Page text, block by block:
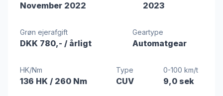
November 2022 2023
Grøn ejerafgift
DKK 780,- / årligt
Geartype
Automatgear
HK/Nm
136 HK / 260 Nm
Type
CUV
0-100 km/t
9,0 sek